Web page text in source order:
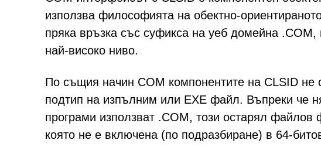
използва философията на обектно-
пряка връзка със суфикса на уеб домейна .COM,
най-високо ниво.
По същия начин COM компонентите на CLSID не
подтип на изпълним или EXE файл. Въпреки че
програми използват .COM, този остарял
която не е включена (по подразбиране) в 64-